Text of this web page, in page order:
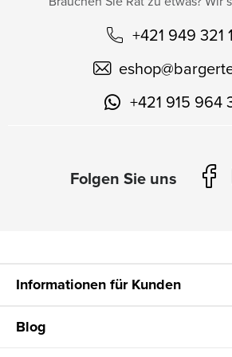
+421 949 321
eshop@
+421 915 964
Informationen für Kunden
Blog